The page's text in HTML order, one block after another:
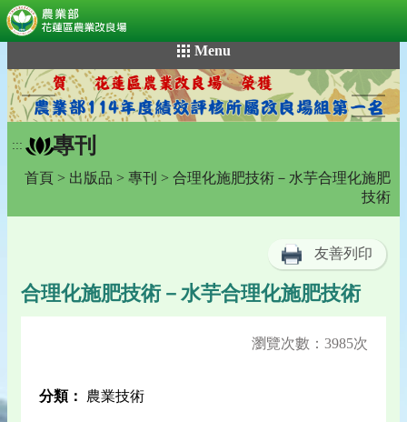
到
主
要
內
容
Menu
::: 專刊
首頁 > 出版品 > 專刊 > 合理化施肥技術－水芋合理化施肥
技術
友善列印
合理化施肥技術－水芋合理化施肥技術
瀏覽次數：3985次
分類： 農業技術